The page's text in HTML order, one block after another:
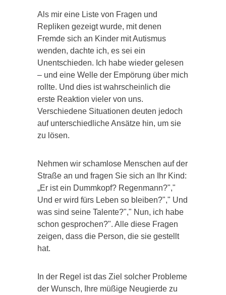
Als mir eine Liste von Fragen und
Repliken gezeigt wurde, mit denen
Fremde sich an Kinder mit Autismus
wenden, dachte ich, es sei ein
Unentschieden. Ich habe wieder gelesen
– und eine Welle der Empörung über mich
rollte. Und dies ist wahrscheinlich die
erste Reaktion vieler von uns.
Verschiedene Situationen deuten jedoch
auf unterschiedliche Ansätze hin, um sie
zu lösen.
Nehmen wir schamlose Menschen auf der
Straße an und fragen Sie sich an Ihr Kind:
„Er ist ein Dummkopf? Regenmann?","
Und er wird fürs Leben so bleiben?"," Und
was sind seine Talente?"," Nun, ich habe
schon gesprochen?". Alle diese Fragen
zeigen, dass die Person, die sie gestellt
hat.
In der Regel ist das Ziel solcher Probleme
der Wunsch, Ihre müßige Neugierde zu